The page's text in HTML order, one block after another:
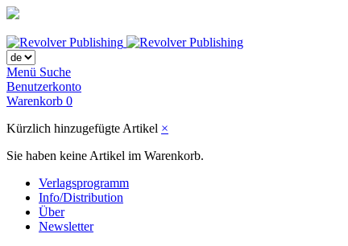
Menü Suche
Benutzerkonto
Warenkorb 0
Kürzlich hinzugefügte Artikel ×
Sie haben keine Artikel im Warenkorb.
Verlagsprogramm
Info/Distribution
Über
Newsletter